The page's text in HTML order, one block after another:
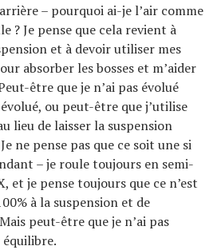
– pourquoi ai-je l’air comme
? Je pense que cela revient à
et à devoir utiliser mes
absorber les bosses et m’aider
être que je n’ai pas évolué
ou peut-être que j’utilise
lieu de laisser la suspension
ne pense pas que ce soit une si
– je roule toujours en semi-
et je pense toujours que ce n’est
à la suspension et de
peut-être que je n’ai pas